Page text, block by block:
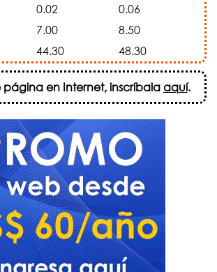
0.02
0.06
7.00
8.50
44.30 48.30
página en Internet, inscríbalaaquí.